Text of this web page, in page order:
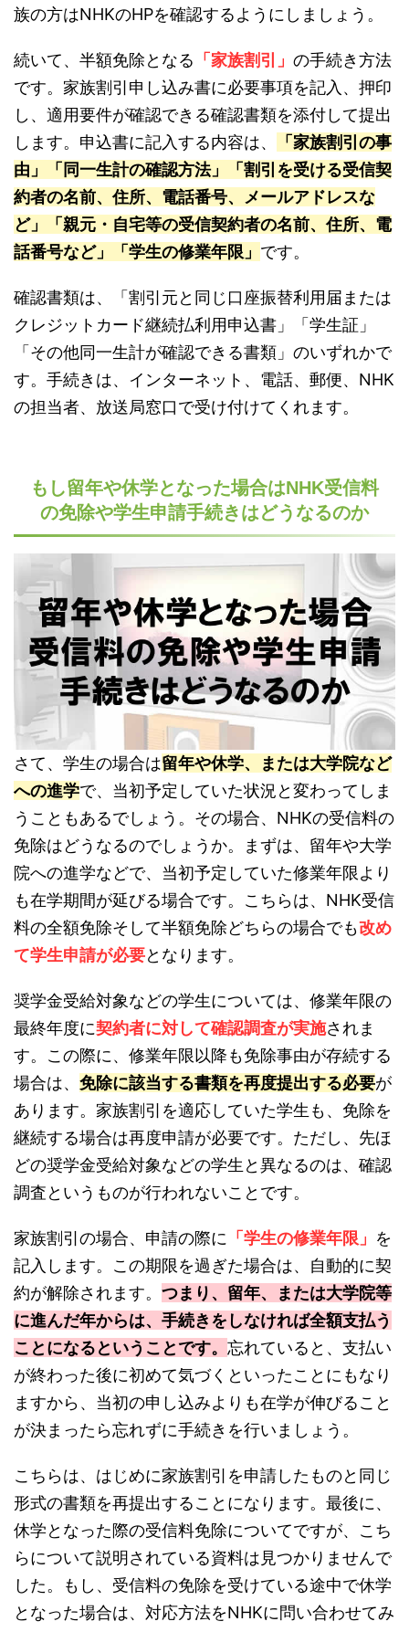
族の方はNHKのHPを確認するようにしましょう。
続いて、半額免除となる 「家族割引」 の手続き方法
です。家族割引申し込み書に必要事項を記入、押印
し、適用要件が確認できる確認書類を添付して提出
します。申込書に記入する内容は、
「家族割引の事
由」「同一生計の確認方法」「割引を受ける受信契
約者の名前、住所、電話番号、メールアドレスな
ど」「親元・自宅等の受信契約者の名前、住所、電
話番号など」「学生の修業年限」 です。
確認書類は、「割引元と同じ口座振替利用届または
クレジットカード継続払利用申込書」「学生証」
「その他同一生計が確認できる書類」のいずれかで
す。手続きは、インターネット、電話、郵便、NHK
の担当者、放送局窓口で受け付けてくれます。
もし留年や休学となった場合はNHK受信料
の免除や学生申請手続きはどうなるのか
さて、学生の場合は留年や休学、または大学院など
への進学で、当初予定していた状況と変わってしま
うこともあるでしょう。その場合、NHKの受信料の
免除はどうなるのでしょうか。まずは、留年や大学
院への進学などで、当初予定していた修業年限より
も在学期間が延びる場合です。こちらは、NHK受信
料の全額免除そして半額免除どちらの場合でも改め
て学生申請が必要となります。
奨学金受給対象などの学生については、修業年限の
最終年度に契約者に対して確認調査が実施されま
す。この際に、修業年限以降も免除事由が存続する
場合は、 免除に該当する書類を再度提出する必要が
あります。家族割引を適応していた学生も、免除を
継続する場合は再度申請が必要です。ただし、先ほ
どの奨学金受給対象などの学生と異なるのは、確認
調査というものが行われないことです。
家族割引の場合、申請の際に 「学生の修業年限」 を
記入します。この期限を過ぎた場合は、自動的に契
約が解除されます。 つまり、留年、または大学院等
に進んだ年からは、手続きをしなければ全額支払う
ことになるということです。 忘れていると、支払い
が終わった後に初めて気づくといったことにもなり
ますから、当初の申し込みよりも在学が伸びること
が決まったら忘れずに手続きを行いましょう。
こちらは、はじめに家族割引を申請したものと同じ
形式の書類を再提出することになります。最後に、
休学となった際の受信料免除についてですが、こち
らについて説明されている資料は見つかりませんで
した。もし、受信料の免除を受けている途中で休学
となった場合は、対応方法をNHKに問い合わせてみ